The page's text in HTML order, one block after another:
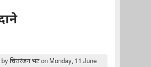
byचित्तरंजन भटon Monday, 11 June